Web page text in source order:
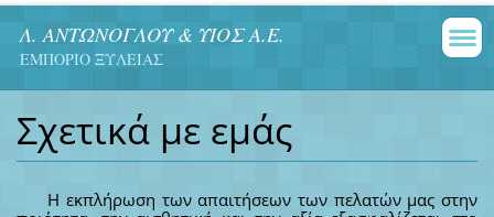
Λ. ΑΝΤΩΝΟΓΛΟΥ & ΥΙΟΣ Α.Ε.
ΕΜΠΟΡΙΟ ΞΥΛΕΙΑΣ
Σχετικά με εμάς
Η εκπλήρωση των απαιτήσεων των πελατών μας στην